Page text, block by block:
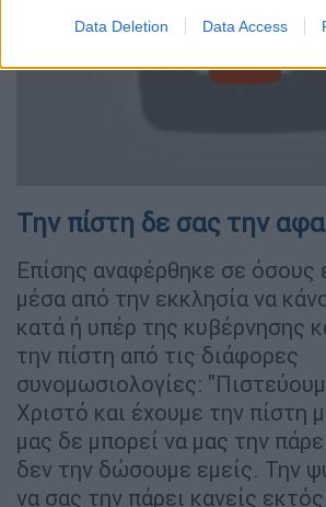
Data Deletion Data Access
video
Την πίστη δε σας την
Επίσης αναφέρθηκε σε όσους
μέσα από την εκκλησία να
κατά ή υπέρ της κυβέρνησης
την πίστη από τις διάφορες
συνομωσιολογίες:
Χριστό και έχουμε την πίστη
μας δε μπορεί να μας την
δεν την δώσουμε εμείς. Την
να σας την πάρει κανείς